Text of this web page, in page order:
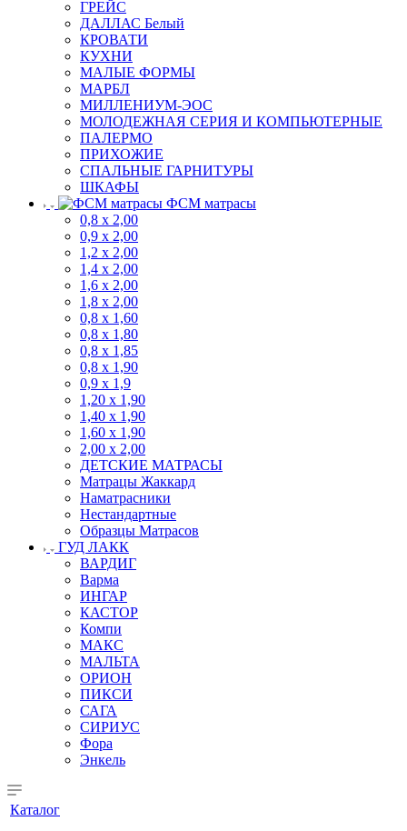
ГРЕЙС
ДАЛЛАС Белый
КРОВАТИ
КУХНИ
МАЛЫЕ ФОРМЫ
МАРБЛ
МИЛЛЕНИУМ-ЭОС
МОЛОДЕЖНАЯ СЕРИЯ И КОМПЬЮТЕРНЫЕ
ПАЛЕРМО
ПРИХОЖИЕ
СПАЛЬНЫЕ ГАРНИТУРЫ
ШКАФЫ
ФСМ матрасы
0,8 х 2,00
0,9 х 2,00
1,2 х 2,00
1,4 х 2,00
1,6 х 2,00
1,8 х 2,00
0,8 х 1,60
0,8 х 1,80
0,8 х 1,85
0,8 х 1,90
0,9 х 1,9
1,20 х 1,90
1,40 х 1,90
1,60 х 1,90
2,00 х 2,00
ДЕТСКИЕ МАТРАСЫ
Матрацы Жаккард
Наматрасники
Нестандартные
Образцы Матрасов
ГУД ЛАКК
ВАРДИГ
Варма
ИНГАР
КАСТОР
Компи
МАКС
МАЛЬТА
ОРИОН
ПИКСИ
САГА
СИРИУС
Фора
Энкель
Каталог